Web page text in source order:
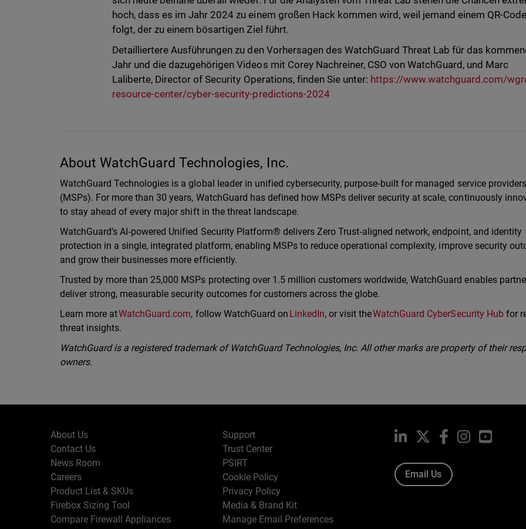
hoch, dass es im Jahr 2024 zu einem großen Hack kommen wird, weil jemand einem QR-Code
folgt, der zu einem bösartigen Ziel führt.
Detailliertere Ausführungen zu den Vorhersagen des WatchGuard Threat Lab für das
Jahr und die dazugehörigen Videos mit Corey Nachreiner, CSO von WatchGuard, und Marc
Laliberte, Director of Security Operations, finden Sie unter: https://www.watchguard.com/
resource-center/cyber-security-predictions-2024
About WatchGuard Technologies, Inc.
WatchGuard Technologies is a global leader in unified cybersecurity, purpose‑built for managed service providers
(MSPs). For more than 30 years, WatchGuard has defined how MSPs deliver security at scale, continuously
to stay ahead of every major shift in the threat landscape.
WatchGuard’s AI‑powered Unified Security Platform® delivers Zero Trust‑aligned network, endpoint, and identity
protection in a single, integrated platform, enabling MSPs to reduce operational complexity, improve security
and grow their businesses more efficiently.
Trusted by more than 25,000 MSPs protecting over 1.5 million customers worldwide, WatchGuard enables
deliver strong, measurable security outcomes for customers across the globe.
Learn more atWatchGuard.com, follow WatchGuard on LinkedIn, or visit theWatchGuard CyberSecurity Hubfor
threat insights.
WatchGuard is a registered trademark of WatchGuard Technologies, Inc. All other marks are property of their
owners.
About Us
Contact Us
News Room
Careers
Product List & SKUs
Firebox Sizing Tool
Compare Firewall Appliances
Support
Trust Center
PSIRT
Cookie Policy
Privacy Policy
Media & Brand Kit
Manage Email Preferences
LinkedIn Facebook
InstagramYouTube
Email Us